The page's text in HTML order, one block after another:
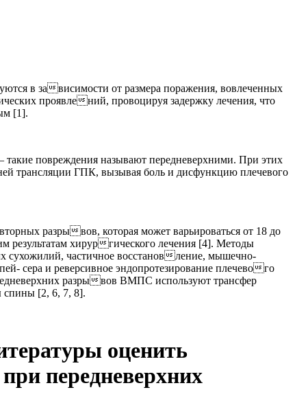
в зависимости от размера поражения, вовлеченных
проявлений, провоцируя задержку лечения, что
[1].
повреждения называют передневерхними. При этих
трансляции ГПК, вызывая боль и дисфункцию плечевого
разрывов, которая может варьироваться от 18 до
результатам хирургического лечения [4]. Методы
сухожилий, частичное восстановление, мышечно-
сера и реверсивное эндопротезирование плечевого
разрывов ВМПС используют трансфер
[2, 6, 7, 8].
оценить
передневерхних